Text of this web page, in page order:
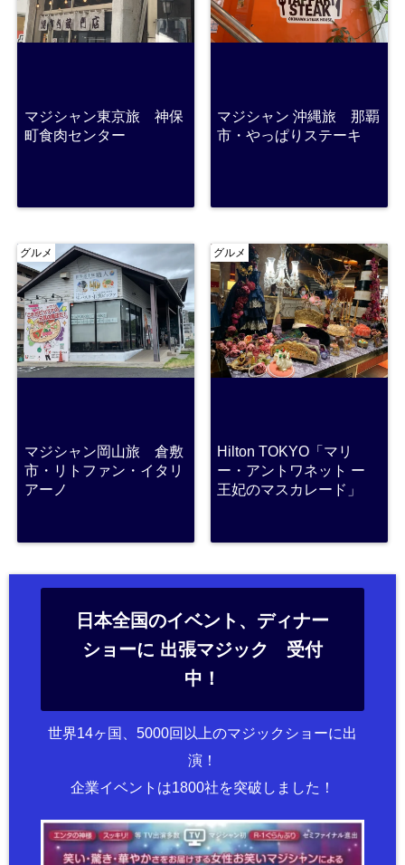
マジシャン東京旅 神保
町食肉センター
マジシャン 沖縄旅 那覇
市・やっぱりステーキ
グルメ
マジシャン岡山旅 倉敷
市・リトファン・イタリ
アーノ
グルメ
Hilton TOKYO「マリ
ー・アントワネット ー
王妃のマスカレード」
日本全国のイベント、ディナー
ショーに 出張マジック 受付
中！
世界14ヶ国、5000回以上のマジックショーに出
演！
企業イベントは1800社を突破しました！